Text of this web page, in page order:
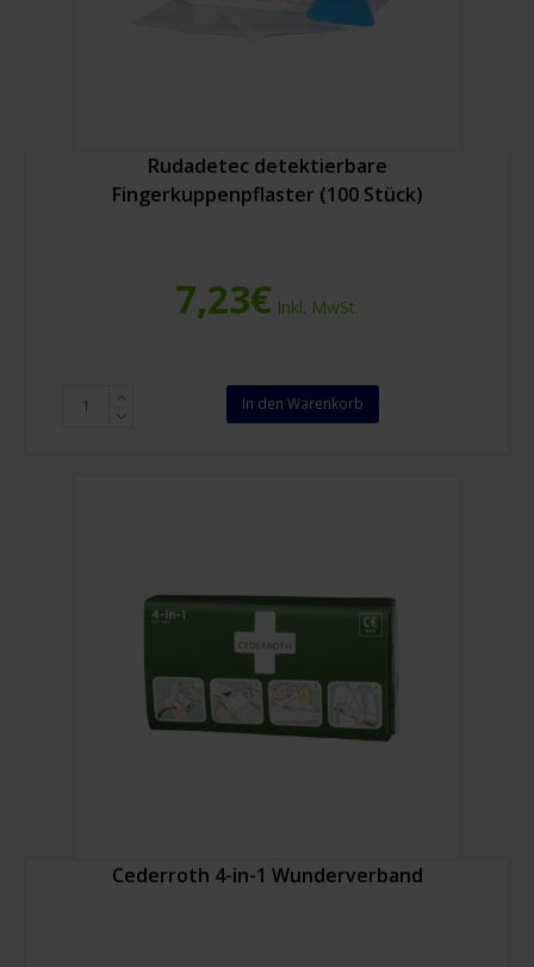
Rudadetec detektierbare
Fingerkuppenpflaster (100 Stück)
7,23€ Inkl. MwSt.
Rudadetec
detektierbare
In den Warenkorb
Cederroth 4-in-1 Wunderverband